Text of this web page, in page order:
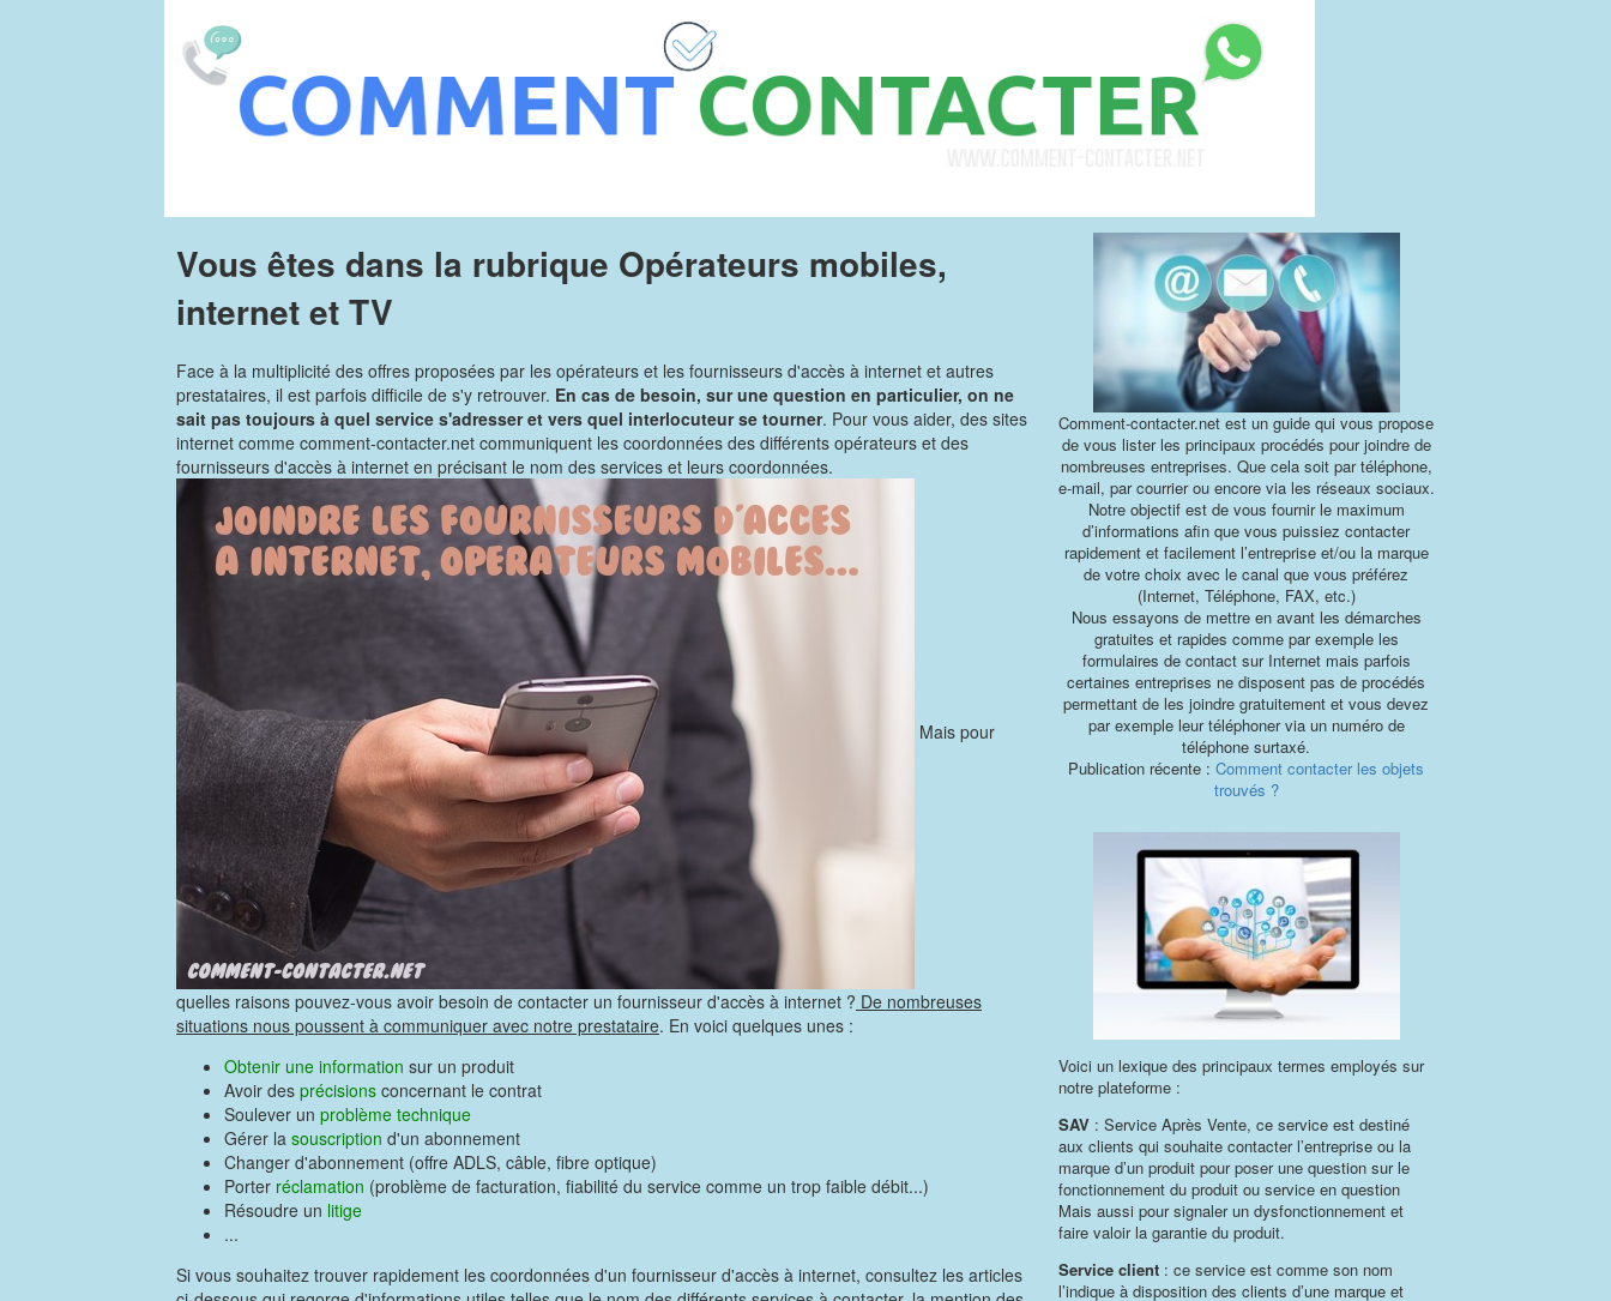
Vous êtes dans la rubrique Opérateurs mobiles,
internet et TV
Face à la multiplicité des offres proposées par les opérateurs et les fournisseurs d'accès à internet et autres
prestataires, il est parfois difficile de s'y retrouver. En cas de besoin, sur une question en particulier, on ne
sait pas toujours à quel service s'adresser et vers quel interlocuteur se tourner. Pour vous aider, des sites
internet comme comment-contacter.net communiquent les coordonnées des différents opérateurs et des
fournisseurs d'accès à internet en précisant le nom des services et leurs coordonnées.
Mais pour
quelles raisons pouvez-vous avoir besoin de contacter un fournisseur d'accès à internet ? De nombreuses
situations nous poussent à communiquer avec notre prestataire. En voici quelques unes :
Obtenir une information sur un produit
Avoir des précisions concernant le contrat
Soulever un problème technique
Gérer la souscription d'un abonnement
Changer d'abonnement (offre ADLS, câble, fibre optique)
Porter réclamation (problème de facturation, fiabilité du service comme un trop faible débit...)
Résoudre un litige
...
Si vous souhaitez trouver rapidement les coordonnées d'un fournisseur d'accès à internet, consultez les articles
Comment-contacter.net est un guide qui vous propose
de vous lister les principaux procédés pour joindre de
nombreuses entreprises. Que cela soit par téléphone,
e-mail, par courrier ou encore via les réseaux sociaux.
Notre objectif est de vous fournir le maximum
d’informations afin que vous puissiez contacter
rapidement et facilement l’entreprise et/ou la marque
de votre choix avec le canal que vous préférez
(Internet, Téléphone, FAX, etc.)
Nous essayons de mettre en avant les démarches
gratuites et rapides comme par exemple les
formulaires de contact sur Internet mais parfois
certaines entreprises ne disposent pas de procédés
permettant de les joindre gratuitement et vous devez
par exemple leur téléphoner via un numéro de
téléphone surtaxé.
Publication récente :Comment contacter les objets
trouvés ?
Voici un lexique des principaux termes employés sur
notre plateforme :
SAV: Service Après Vente, ce service est destiné
aux clients qui souhaite contacter l’entreprise ou la
marque d’un produit pour poser une question sur le
fonctionnement du produit ou service en question
Mais aussi pour signaler un dysfonctionnement et
faire valoir la garantie du produit.
Service client: ce service est comme son nom
l’indique à disposition des clients d’une marque et